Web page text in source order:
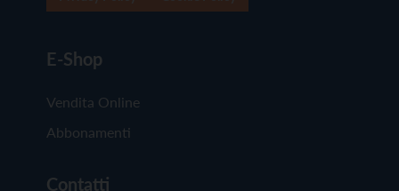
E-Shop
Vendita Online
Abbonamenti
Contatti